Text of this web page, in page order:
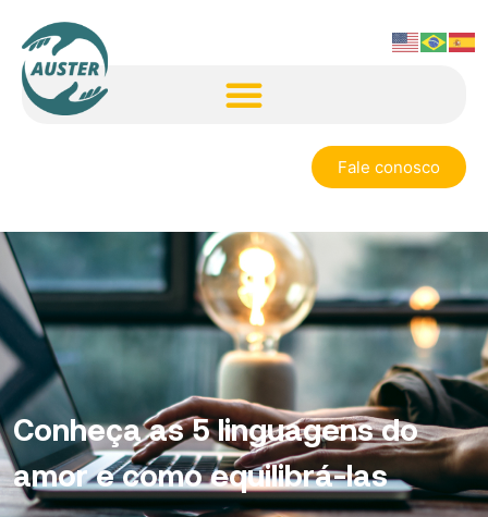
Fale conosco
Conheça as 5 linguagens do
amor e como equilibrá-las